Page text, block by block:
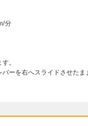
分
。
ーを右へスライドさせたま